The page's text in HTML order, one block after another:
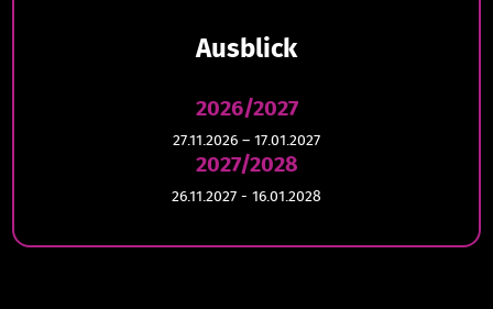
Ausblick
2026/2027
27.11.2026 – 17.01.2027
2027/2028
26.11.2027 - 16.01.2028